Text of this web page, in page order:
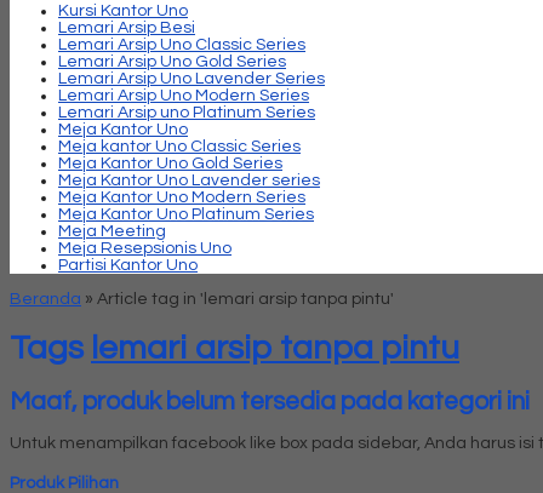
Kursi Kantor Uno
Lemari Arsip Besi
Lemari Arsip Uno Classic Series
Lemari Arsip Uno Gold Series
Lemari Arsip Uno Lavender Series
Lemari Arsip Uno Modern Series
Lemari Arsip uno Platinum Series
Meja Kantor Uno
Meja kantor Uno Classic Series
Meja Kantor Uno Gold Series
Meja Kantor Uno Lavender series
Meja Kantor Uno Modern Series
Meja Kantor Uno Platinum Series
Meja Meeting
Meja Resepsionis Uno
Partisi Kantor Uno
Beranda » Article tag in 'lemari arsip tanpa pintu'
Tags lemari arsip tanpa pintu
Maaf, produk belum tersedia pada kategori ini
Untuk menampilkan facebook like box pada sidebar, Anda harus
Produk Pilihan